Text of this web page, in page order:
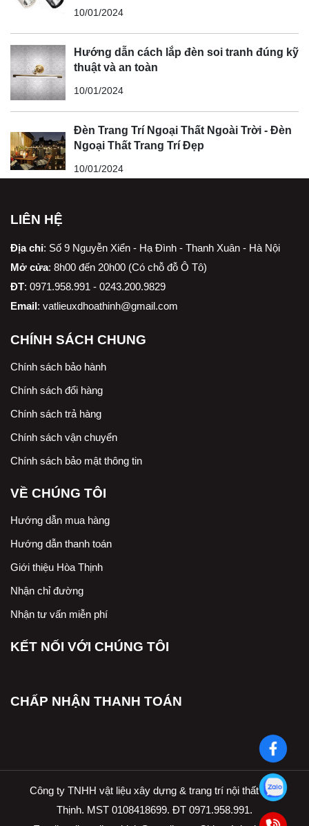
10/01/2024
Hướng dẫn cách lắp đèn soi tranh đúng kỹ
thuật và an toàn
10/01/2024
Đèn Trang Trí Ngoại Thất Ngoài Trời - Đèn
Ngoại Thất Trang Trí Đẹp
10/01/2024
LIÊN HỆ
Địa chỉ: Số 9 Nguyễn Xiển - Hạ Đình - Thanh Xuân - Hà Nội
Mở cửa: 8h00 đến 20h00 (Có chỗ đỗ Ô Tô)
ĐT: 0971.958.991 - 0243.200.9829
Email: vatlieuxdhoathinh@gmail.com
CHÍNH SÁCH CHUNG
Chính sách bảo hành
Chính sách đổi hàng
Chính sách trả hàng
Chính sách vận chuyển
Chính sách bảo mật thông tin
VỀ CHÚNG TÔI
Hướng dẫn mua hàng
Hướng dẫn thanh toán
Giới thiệu Hòa Thịnh
Nhận chỉ đường
Nhận tư vấn miễn phí
KẾT NỐI VỚI CHÚNG TÔI
CHẤP NHẬN THANH TOÁN
Công ty TNHH vật liệu xây dựng & trang trí nội thất Hòa
Thịnh. MST 0108418699. ĐT 0971.958.991.